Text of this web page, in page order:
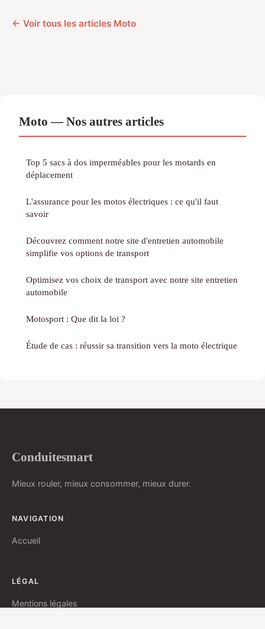
← Voir tous les articles Moto
Moto — Nos autres articles
Top 5 sacs à dos imperméables pour les motards en
déplacement
L'assurance pour les motos électriques : ce qu'il faut
savoir
Découvrez comment notre site d'entretien automobile
simplifie vos options de transport
Optimisez vos choix de transport avec notre site entretien
automobile
Motosport : Que dit la loi ?
Étude de cas : réussir sa transition vers la moto électrique
Conduitesmart
Mieux rouler, mieux consommer, mieux durer.
NAVIGATION
Accueil
LÉGAL
Mentions légales